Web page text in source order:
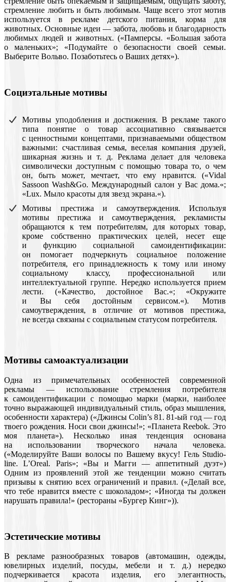
стремление любить и быть любимым. Чаще всего этот мотив
используется в рекламе детского питания, корма для
животных. Основные идеи — забота, любовь и благодарность
любимых людей и животных. («Памперсы. «Большая забота
о маленьких»; «Подумайте о безопасности своей семьи.
Выберите Вольво. Позаботьтесь о Ваших детях»).
Социэтальные мотивы
Мотивы уподобления и достижения. В рекламе такого
типа понятие о товар ассоциативно связывается
с ценностными концептами, признаваемыми обществом
важными: счастливая семья, веселая компания друзей,
шикарная жизнь и т. д. Реклама делает для человека
символически доступным с помощью товара то, о чем
он, быть может, мечтает, что ему нравится. («Vidal
Sassoon Wash&Go. Международный салон у Вас дома.«;
«Lux. Мыло красоты для звезд экрана.«).
Мотивы престижа и самоутверждения. Используя
мотивы престижа и самоутверждения, рекламисты
обращаются к тем потребителям, для которых товар,
кроме собственно практических целей, несет еще
и функцию социальной самоидентификации:
он помогает подчеркнуть социальное положение
потребителя, его принадлежность к тому или иному
социальному классу, профессиональной или
интеллектуальной группе. Нередко используется прием
лести. («Качество, достойное Вас.«; «Окружите
и Вы себя достойным сервисом.«). Мотив
самоутверждения, в отличие от мотивов престижа,
не всегда связаны с социальным статусом потребителя.
Мотивы самоактуализации
Одна из примечательных особенностей современной
рекламы — использование стремления потребителя
к самоидентификации с помощью марки (марки, наиболее
точно выражающей индивидуальный стиль, образ мышления,
особенности характера) («Джинсы Colin’s 81. 81-ый год — год
твоего рождения. Носи свои джинсы!»; «Планета Reebok. Это
моя планета»). Несколько иная тенденция основана
на использовании творческого начала человека.
(«Моделируйте Ваши волосы по Вашему вкусу! Гель Studio-
line. L’Oreal. Paris»; «Вы и Магги — аппетитный дуэт»)
Одним из проявлений этой же тенденции можно считать
призывы к снятию всех ограничений и правил. («Делай все,
что тебе нравится вместе с шоколадом»; «Иногда ты должен
нарушать правила!» (рестораны «Бургер Кинг»)).
Эстетические мотивы
В рекламе разнообразных товаров (автомашин, одежды,
ювелирных изделий, посуды, мебели и т. д.) нередко
подчеркивается красота изделия, его элегантность,